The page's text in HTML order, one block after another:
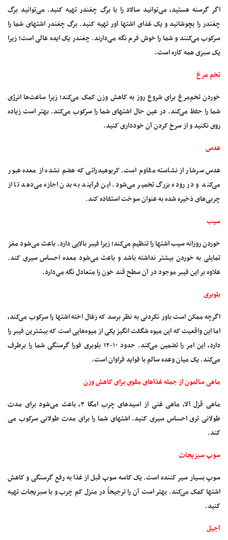
اگر گرسنه هستید، می‌توانید سالاد را با برگ چغندر تهیه کنید. می‌توانید برگ
چغندر را بچوشانید و یک غذای اشتها آور تهیه کنید. برگ چغندر اشتهای شما را
سرکوب می‌کنند و شما را خوش فرم نگه می‌دارند. چغندر یک ایده عالی است؛ زیرا
یک سبزی همه کاره است.
تخم مرغ
خوردن تخم‌مرغ برای شروع روز به کاهش وزن کمک می‌کند؛ زیرا ساعت‌ها انرژی
شما را حفظ می‌کند. در عین حال اشتهای شما را سرکوب می‌کند. بهتر است زیاده
روی نکنید و از سرخ کردن آن خودداری کنید.
عدس
عدس سرشار از نشاسته مقاوم است. کربوهیدراتی که هضم نشده از معده عبور
می‌کند و در روده بزرگ تخمیر می‌شود. این فرآیند به بدن اجازه می‌دهد تا از
چربی‌های ذخیره شده به عنوان سوخت استفاده کند.
سیب
خوردن روزانه سیب اشتها را تنظیم می‌کند؛ زیرا فیبر بالایی دارد. باعث می‌شود مغز
تمایلی به خوردن بیشتر نداشته باشد و باعث می‌شود معده احساس سیری کند.
علاوه بر این فیبر موجود در آن سطح قند خون را متعادل نگه می‌دارد.
بلوبری
اگرچه ممکن است باور نکردنی به نظر برسد که زغال اخته اشتها را سرکوب می‌کند،
اما این واقعیت که این میوه شگفت انگیز یکی از میوه‌هایی است که بیشترین فیبر را
دارد، این امر را تضمین می‌کند. حدود ۱۰-۱۲ بلوبری فورا گرسنگی شما را برطرف
می‌کند. یک میان وعده سالم با فواید فراوان است.
ماهی سالمون از جمله غذاهای مقوی برای کاهش وزن
ماهی قزل آلا، ماهی غنی از اسیدهای چرب امگا ۳، باعث می‌شود برای مدت
طولانی تری احساس سیری کنید. اشتهای شما را برای مدت طولانی سرکوب می
کند.
سوپ سبزیجات
سوپ بسیار سیر کننده است. یک کاسه سوپ قبل از غذا به رفع گرسنگی و کاهش
اشتها کمک می‌کند. بهتر است آن را ترجیحاً در منزل کم چرب و با سبزیجات تهیه
کنید.
آجیل